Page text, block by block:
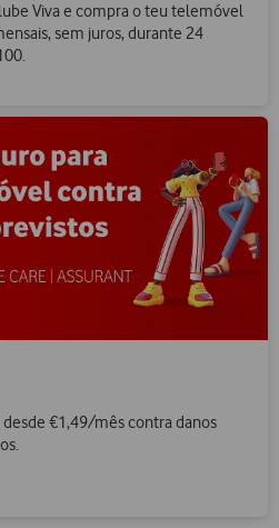
Viva e compra o teu telemóvel
sem juros, durante 24
€1,49/mês contra danos